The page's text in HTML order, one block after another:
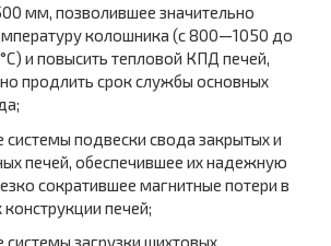
мм, позволившее значительно
колошника (с 800—1050 до
и повысить тепловой КПД печей,
продлить срок службы основных
системы подвески свода закрытых и
печей, обеспечившее их надежную
сократившее магнитные потери в
конструкции печей;
системы загрузки шихтовых